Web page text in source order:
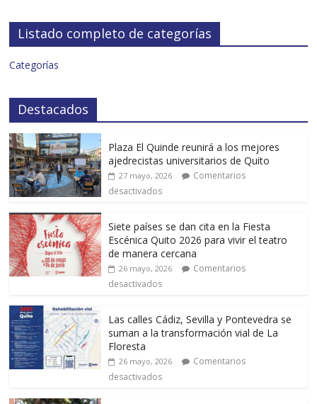
Listado completo de categorías
Categorías
Destacados
Plaza El Quinde reunirá a los mejores
ajedrecistas universitarios de Quito
27 mayo, 2026
Comentarios
desactivados
Siete países se dan cita en la Fiesta
Escénica Quito 2026 para vivir el teatro
de manera cercana
26 mayo, 2026
Comentarios
desactivados
Las calles Cádiz, Sevilla y Pontevedra se
suman a la transformación vial de La
Floresta
26 mayo, 2026
Comentarios
desactivados